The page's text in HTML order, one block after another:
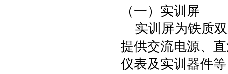
（一）实训屏
实训屏为铁质双
提供交流电源、
仪表及实训器件